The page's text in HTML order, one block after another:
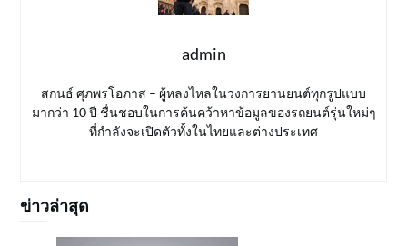
admin
สกนธ์ ศุภพรโอภาส – ผู้หลงไหลในวงการยานยนต์ทุกรูปแบบ
มากว่า 10 ปี ชื่นชอบในการค้นคว้าหาข้อมูลของรถยนต์รุ่นใหม่ๆ
ที่กำลังจะเปิดตัวทั้งในไทยและต่างประเทศ
ข่าวล่าสุด